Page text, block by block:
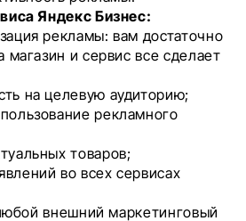
Яндекс Бизнес:
рекламы: вам достаточно
магазин и сервис все сделает
на целевую аудиторию;
рекламного
товаров;
во всех сервисах
внешний маркетинговый